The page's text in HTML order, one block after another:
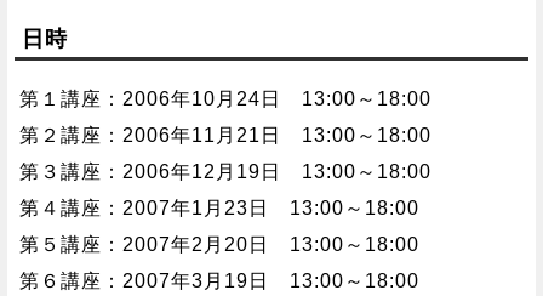
日時
第１講座：2006年10月24日 13:00～18:00
第２講座：2006年11月21日 13:00～18:00
第３講座：2006年12月19日 13:00～18:00
第４講座：2007年1月23日 13:00～18:00
第５講座：2007年2月20日 13:00～18:00
第６講座：2007年3月19日 13:00～18:00